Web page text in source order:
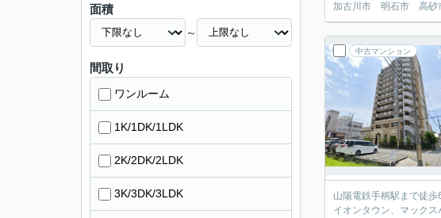
加古川市 明石市 高砂
中古マンション
山陽電鉄手柄駅まで徒歩
イオンタウン、マックス
面積
～
間取り
ワンルーム
1K/1DK/1LDK
2K/2DK/2LDK
3K/3DK/3LDK